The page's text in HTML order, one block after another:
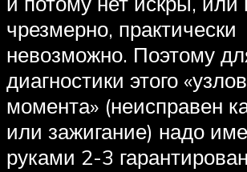
чрезмерно, практически
невозможно. Поэтому
диагностики этого
момента» (неисправен
или зажигание) надо
руками 2-3